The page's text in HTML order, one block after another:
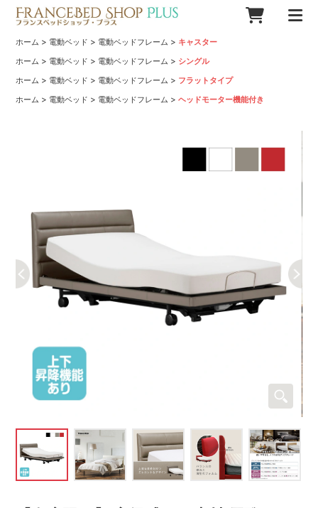
ホーム > 電動ベッド > 電動ベッドフレーム > キャスター
ホーム > 電動ベッド > 電動ベッドフレーム > シングル
ホーム > 電動ベッド > 電動ベッドフレーム > フラットタイプ
ホーム > 電動ベッド > 電動ベッドフレーム >ヘッドモーター機能付き